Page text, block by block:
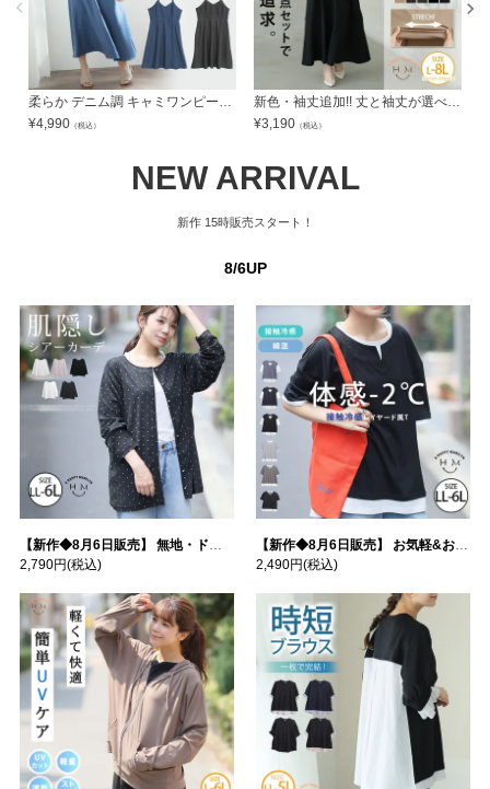
柔らか デニム調 キャミワンピース | 大きいサイズの通販ならハッピーマリリン
¥4,990 （税込）
新色・袖丈追加!! 丈と袖丈が選べる! 膨れトップス × マーメイド ジャンスカ 2点セット 楽かわ | 大きいサイズの通販ならハッピーマリリン
¥3,190 （税込）
NEW ARRIVAL
新作 15時販売スタート！
8/6UP
【新作◆8月6日販売】 無地・ドット柄から選べる 忍ばせ 活躍 シアー カーデ | 大きいサイズの通販ならハッピーマリリン
2,790円(税込)
【新作◆8月6日販売】 お気軽&お手軽 選べるデザイン 接触冷感 レイヤード風 コットン トップス | 大きいサイズの通販ならハッピーマリリン
2,490円(税込)